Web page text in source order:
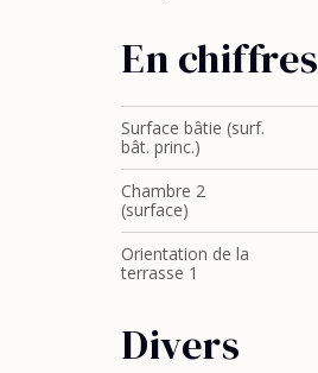
En chiffres
Surface bâtie (surf.
bât. princ.)
Chambre 2
(surface)
Orientation de la
terrasse 1
Divers